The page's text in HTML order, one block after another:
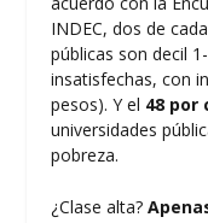
INDEC, dos de
públicas son decil
insatisfechas, con
pesos). Y el 48
universidades
pobreza.
¿Clase alta?